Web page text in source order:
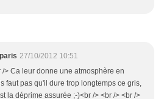
27/10/2012 10:51
/> Ca leur donne une atmosphère en
faut pas qu'il dure trop longtemps ce gris,
la déprime assurée ;-)<br /> <br /> <br />